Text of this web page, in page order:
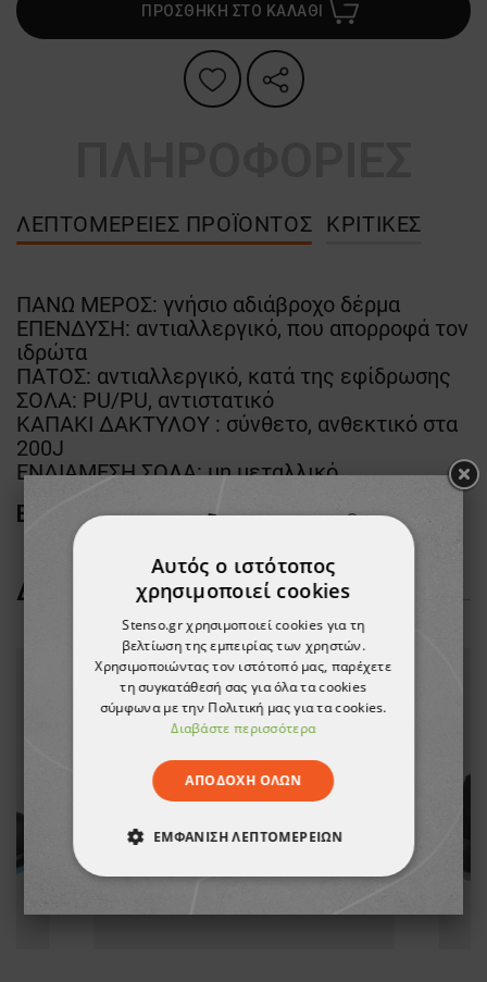
ΠΡΟΣΘΗΚΗ ΣΤΟ ΚΑΛΑΘΙ
ΛΕΠΤΟΜΈΡΕΙΕΣ ΠΡΟΪΌΝΤΟΣ ΚΡΙΤΙΚΈΣ
ΠΑΝΩ ΜΕΡΟΣ: γνήσιο αδιάβροχο δέρμα
ΕΠΕΝΔΥΣΗ: αντιαλλεργικό, που απορροφά τον
ιδρώτα
ΠΑΤΟΣ: αντιαλλεργικό, κατά της εφίδρωσης
ΣΟΛΑ: PU/PU, αντιστατικό
ΚΑΠΑΚΙ ΔΑΚΤΥΛΟΥ : σύνθετο, ανθεκτικό στα
200J
ΕΝΔΙΑΜΕΣΗ ΣΟΛΑ: μη μεταλλικό
EN ISO 20345
ΔΕΊΤΕ ΠΕΡΙΣΣΌΤΕΡΑ
Αυτός ο ιστότοπος
χρησιμοποιεί cookies
Stenso.gr χρησιμοποιεί cookies για τη
βελτίωση της εμπειρίας των χρηστών.
Χρησιμοποιώντας τον ιστότοπό μας, παρέχετε
τη συγκατάθεσή σας για όλα τα cookies
σύμφωνα με την Πολιτική μας για τα cookies.
Διαβάστε περισσότερα
ΑΠΟΔΟΧΉ ΌΛΩΝ
ΕΜΦΆΝΙΣΗ ΛΕΠΤΟΜΕΡΕΙΏΝ
ΑΠΟΛΎΤΩΣ ΑΠΑΡΑΊΤΗΤΑ